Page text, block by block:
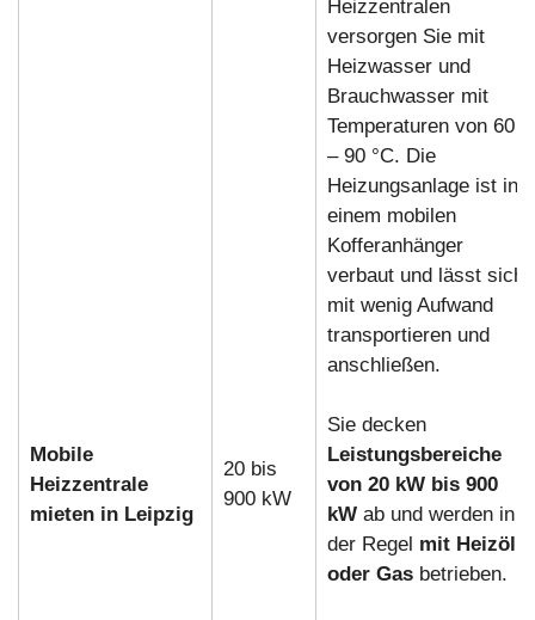
Mobile
Heizzentrale
mieten in Leipzig
20 bis
900 kW
Heizzentralen
versorgen Sie mit
Heizwasser und
Brauchwasser mit
Temperaturen von 60
– 90 °C. Die
Heizungsanlage ist in
einem mobilen
Kofferanhänger
verbaut und lässt sich
mit wenig Aufwand
transportieren und
anschließen.
Sie decken
Leistungsbereiche
von 20 kW bis 900
kWab und werden in
der Regel mit Heizöl
oder Gasbetrieben.